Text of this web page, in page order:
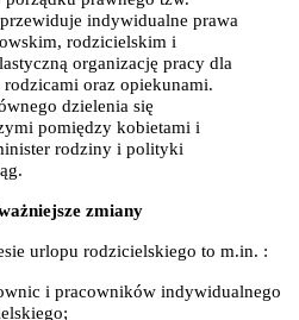
indywidualne prawa
rodzicielskim i
organizację pracy dla
oraz opiekunami.
dzielenia się
pomiędzy kobietami i
rodziny i polityki
zmiany
urlopu rodzicielskiego to m.in. :
i pracowników indywidualnego